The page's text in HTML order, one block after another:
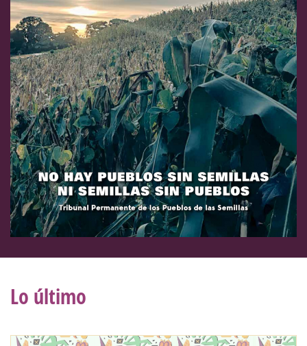
Lo último